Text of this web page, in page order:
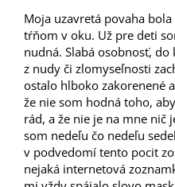
Moja uzavretá povaha
tŕňom v oku. Už pre deti
nudná. Slabá osobnosť,
z nudy či zlomyseľnosti
ostalo hlboko zakorenené
že nie som hodná toho,
rád, a že nie je na mne nič
som nedeľu čo nedeľu
v podvedomí tento pocit
nejaká internetová